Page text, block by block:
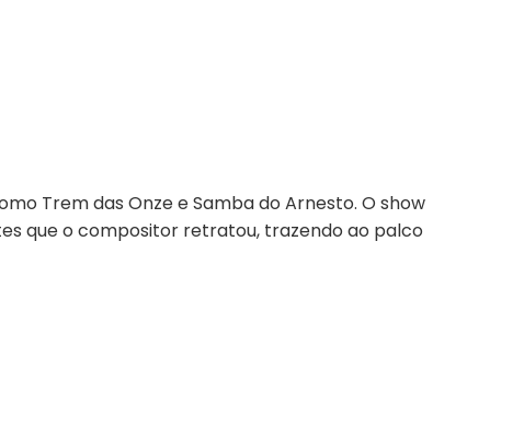
Trem das Onze e Samba do Arnesto. O show
que o compositor retratou, trazendo ao palco